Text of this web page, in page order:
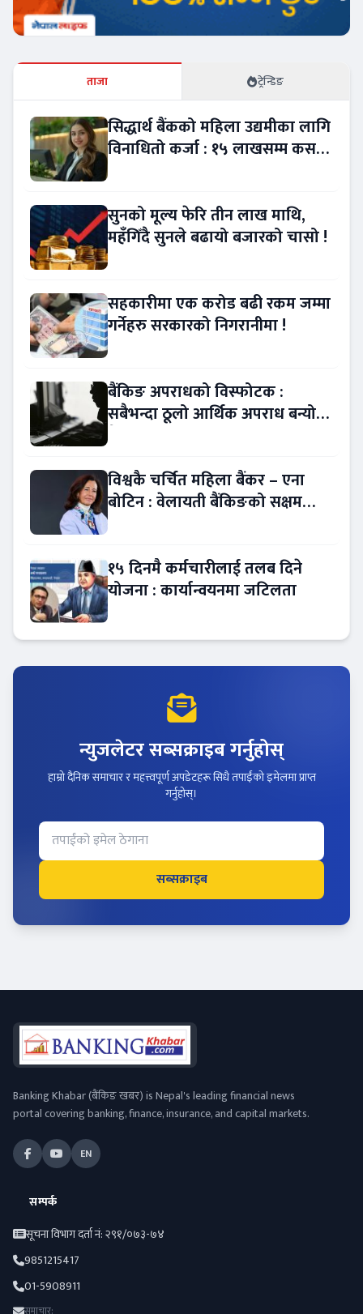
ताजा ट्रेन्डिङ
सिद्धार्थ बैंकको महिला उद्यमीका लागि
विनाधितो कर्जा : १५ लाखसम्म कसरी
सुनको मूल्य फेरि तीन लाख माथि,
महँगिँदै सुनले बढायो बजारको चासो !
सहकारीमा एक करोड बढी रकम जम्मा
गर्नेहरु सरकारको निगरानीमा !
बैंकिङ अपराधको विस्फोटक :
सबैभन्दा ठूलो आर्थिक अपराध बन्यो
विश्वकै चर्चित महिला बैंकर – एना
बोटिन : वेलायती बैंकिङको सक्षम
१५ दिनमै कर्मचारीलाई तलब दिने
योजना : कार्यान्वयनमा जटिलता
न्युजलेटर सब्सक्राइब गर्नुहोस्
हाम्रो दैनिक समाचार र महत्त्वपूर्ण अपडेटहरू सिधै तपाईंको इमेलमा प्राप्त
गर्नुहोस्।
सब्सक्राइब
Banking Khabar (बैंकिङ खबर) is Nepal's leading financial news
portal covering banking, finance, insurance, and capital markets.
EN
सम्पर्क
सूचना विभाग दर्ता नं: २९१/०७३-७४
9851215417
01-5908911
समाचार: